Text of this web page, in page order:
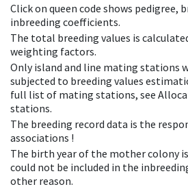
Click on queen code shows pedigree,
inbreeding coefficients.
The total breeding values is
weighting factors.
Only island and line mating stations
subjected to breeding values
full list of mating stations, see
stations.
The breeding record data is the
associations !
The birth year of the mother colony
could not be included in the
other reason.